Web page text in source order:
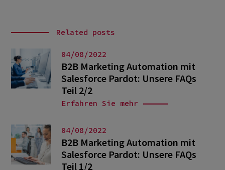
Related posts
04/08/2022
B2B Marketing Automation mit
Salesforce Pardot: Unsere FAQs
Teil 2/2
Erfahren Sie mehr
04/08/2022
B2B Marketing Automation mit
Salesforce Pardot: Unsere FAQs
Teil 1/2